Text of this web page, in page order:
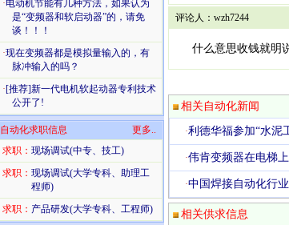
·电动机节能有几种方法，如果认为
是“变频器和软启动器”的，请免
谈！！！
·现在变频器都是模拟量输入的，有
脉冲输入的吗？
·[推荐]新一代电机软起动器专利技术
公开了!
自动化求职信息
更多..
求职： 现场调试(中专、技工)
求职： 现场调试(大学专科、助理工
程师)
求职： 产品研发(大学专科、工程师)
评论人：wzh7244
什么意思收钱就明
相关自动化新闻
·利德华福参加“水泥
·伟肯变频器在电梯
·中国焊接自动化行
相关供求信息